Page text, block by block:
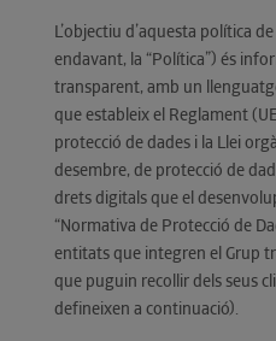
L’objectiu d’aquesta política
endavant, la “Política”) és
transparent, amb un
que estableix el Reglament
protecció de dades i la Llei
desembre, de protecció de
drets digitals que el
“Normativa de Protecció de
entitats que integren el Grup
que puguin recollir dels seus
defineixen a continuació).